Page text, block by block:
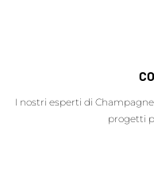
I nostri esperti di
progetti